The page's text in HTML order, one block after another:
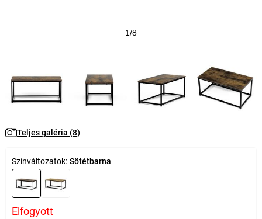
1/8
Teljes galéria (8)
Színváltozatok: Sötétbarna
Elfogyott